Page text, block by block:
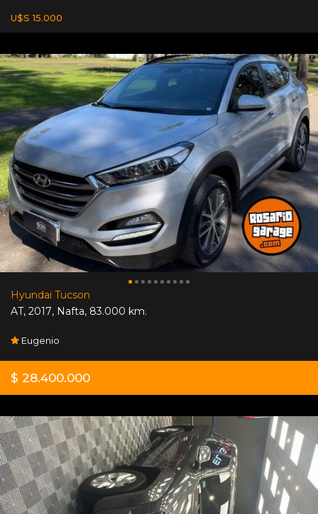
U$S 15.000
Hyundai Tucson
AT, 2017, Nafta, 83.000 km.
Eugenio
$ 28.400.000